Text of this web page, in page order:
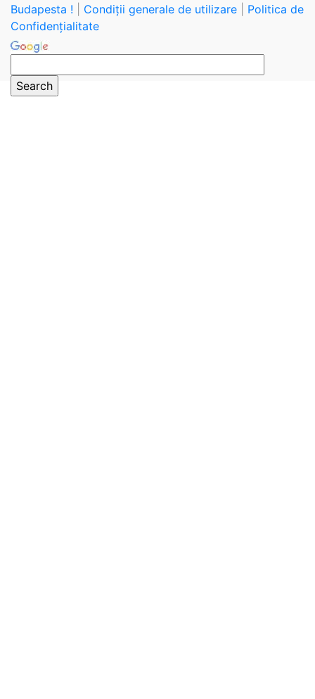
Budapesta !
Condiții generale de utilizare
Politica de
Confidențialitate